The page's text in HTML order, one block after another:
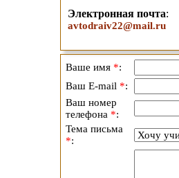
Электронная почта:
avtodraiv22@mail.ru
Ваше имя *:
Ваш E-mail *:
Ваш номер
телефона *:
Тема письма
*: